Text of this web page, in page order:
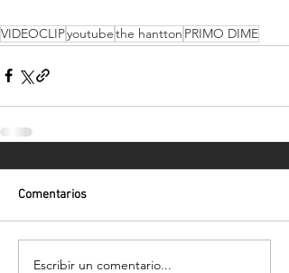
VIDEOCLIPyoutubethe hantton PRIMO DIME
Comentarios
Escribir un comentario...